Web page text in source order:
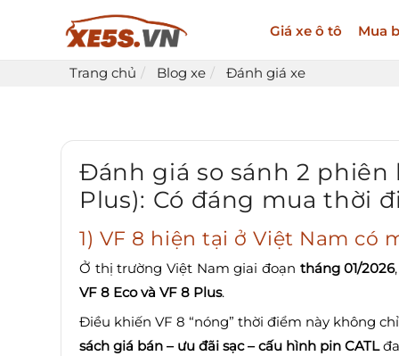
Giá xe ô tô Mua
Trang chủ Blog xe Đánh giá xe
Đánh giá so sánh 2 phiên
Plus): Có đáng mua thời
1) VF 8 hiện tại ở Việt Nam có
Ở thị trường Việt Nam giai đoạn tháng 01/2026
VF 8 Eco và VF 8 Plus.
Điều khiến VF 8 “nóng” thời điểm này không
sách giá bán – ưu đãi sạc – cấu hình pin CATL